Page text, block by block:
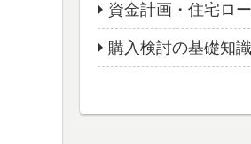
資金計画・住宅ロ
購入検討の基礎知識